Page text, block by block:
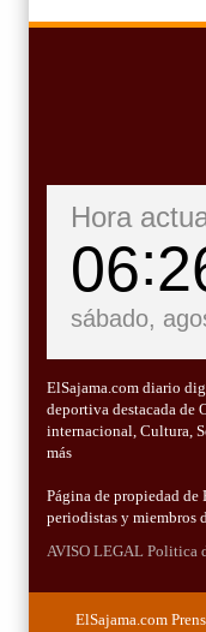
Hora
06
sábado,
ElSajama.com diario
deportiva destacada de
internacional, Cultura,
más
Página de propiedad de
periodistas y miembros
AVISO LEGAL Politica
ElSajama.com